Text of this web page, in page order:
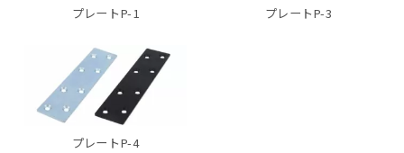
プレートP-1 プレートP-3
プレートP-4